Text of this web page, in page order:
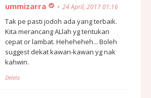
ummizarra 24 April, 2017 01:16
Tak pe pasti jodoh ada yang terbaik.
Kita merancang ALlah yg tentukan
cepat or lambat. Heheheheh... Boleh
suggest dekat kawan-kawan yg nak
kahwin.
Delete